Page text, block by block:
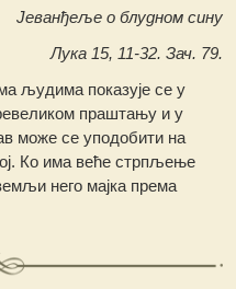
Јеванђеље о блудном сину
Лука 15, 11-32. Зач. 79.
људима показује се у
праштању и у
може се уподобити на
Ко има веће стрпљење
него мајка према